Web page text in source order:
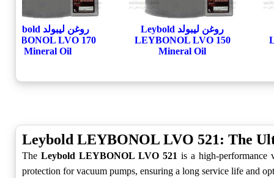
روغن لیبولد Leybold
LEYBONOL LVO 150
Mineral Oil
روغن لیبولد Leybold
LEYBONOL LVO 170
Mineral Oil
Leybold LEYBONOL LVO 521: The
The Leybold LEYBONOL LVO 521is a high-performance
protection for vacuum pumps, ensuring a long service life and